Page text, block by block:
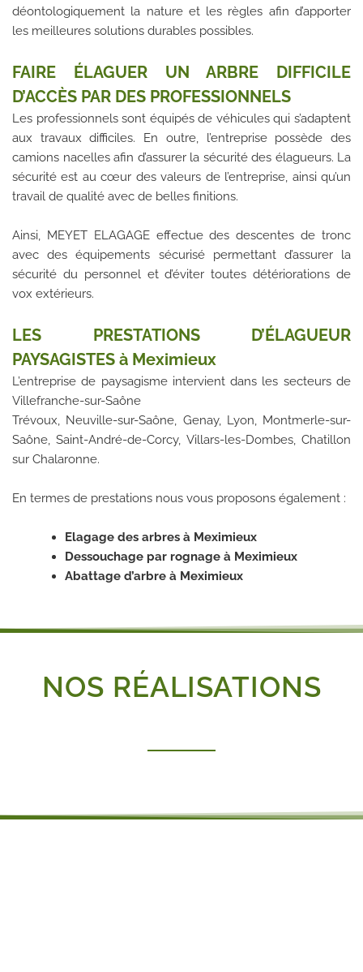
déontologiquement la nature et les règles afin d’apporter
les meilleures solutions durables possibles.
FAIRE ÉLAGUER UN ARBRE DIFFICILE
D’ACCÈS PAR DES PROFESSIONNELS
Les professionnels sont équipés de véhicules qui s’adaptent
aux travaux difficiles. En outre, l’entreprise possède des
camions nacelles afin d’assurer la sécurité des élagueurs. La
sécurité est au cœur des valeurs de l’entreprise, ainsi qu’un
travail de qualité avec de belles finitions.
Ainsi, MEYET ELAGAGE effectue des descentes de tronc
avec des équipements sécurisé permettant d’assurer la
sécurité du personnel et d’éviter toutes détériorations de
vox extérieurs.
LES PRESTATIONS D’ÉLAGUEUR
PAYSAGISTES à Meximieux
L’entreprise de paysagisme intervient dans les secteurs de
Villefranche-sur-Saône
Trévoux, Neuville-sur-Saône, Genay, Lyon, Montmerle-sur-
Saône, Saint-André-de-Corcy, Villars-les-Dombes, Chatillon
sur Chalaronne.
En termes de prestations nous vous proposons également :
Elagage des arbres à Meximieux
Dessouchage par rognage à Meximieux
Abattage d’arbre à Meximieux
NOS RÉALISATIONS